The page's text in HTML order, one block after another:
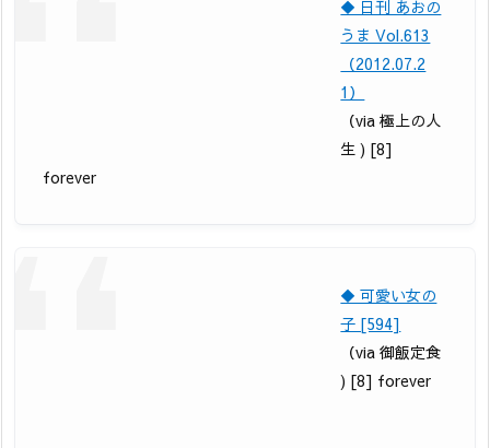
◆ 日刊 あおの
うま Vol.613
（2012.07.2
1）
（via 極上の人
生 ) [8]
forever
◆ 可愛い女の
子 [594]
（via 御飯定食
) [8] forever